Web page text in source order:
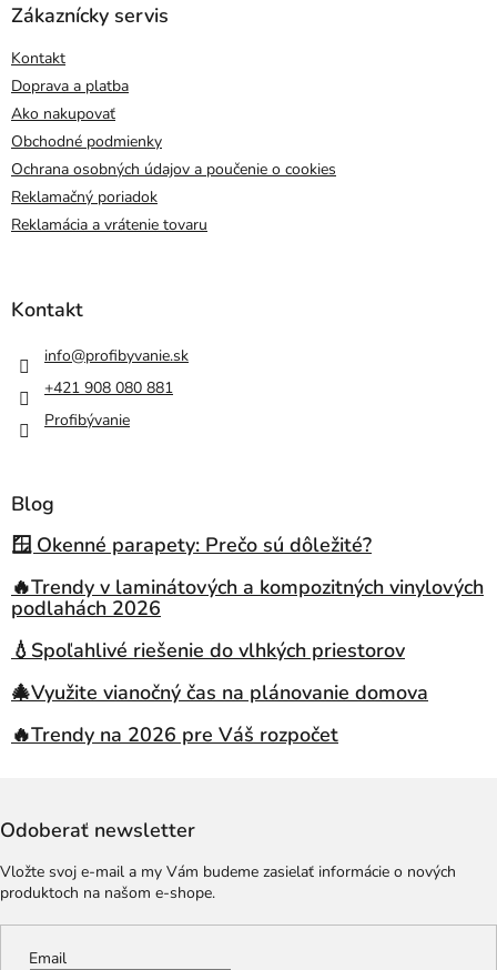
Zákaznícky servis
Kontakt
Doprava a platba
Ako nakupovať
Obchodné podmienky
Ochrana osobných údajov a poučenie o cookies
Reklamačný poriadok
Reklamácia a vrátenie tovaru
Kontakt
info@profibyvanie.sk
+421 908 080 881
Profibývanie
Blog
🪟 Okenné parapety: Prečo sú dôležité?
🔥Trendy v laminátových a kompozitných vinylových
podlahách 2026
💧Spoľahlivé riešenie do vlhkých priestorov
🎄Využite vianočný čas na plánovanie domova
🔥Trendy na 2026 pre Váš rozpočet
Odoberať newsletter
Vložte svoj e-mail a my Vám budeme zasielať informácie o nových
produktoch na našom e-shope.
Email